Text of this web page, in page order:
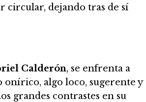
circular, dejando tras de sí
Calderón, se enfrenta a
onírico, algo loco, sugerente y
grandes contrastes en su